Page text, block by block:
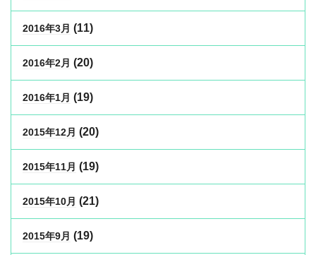
2016年3月 (11)
2016年2月 (20)
2016年1月 (19)
2015年12月 (20)
2015年11月 (19)
2015年10月 (21)
2015年9月 (19)